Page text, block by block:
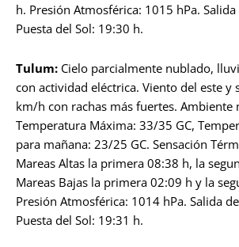
h. Presión Atmosférica: 1015 hPa.
Puesta del Sol: 19:30 h.
Tulum: Cielo parcialmente nublado,
con actividad eléctrica. Viento del este y
km/h con rachas más fuertes. Ambiente
Temperatura Máxima: 33/35 GC,
para mañana: 23/25 GC. Sensación
Mareas Altas la primera 08:38 h, la
Mareas Bajas la primera 02:09 h y la
Presión Atmosférica: 1014 hPa. Salida
Puesta del Sol: 19:31 h.